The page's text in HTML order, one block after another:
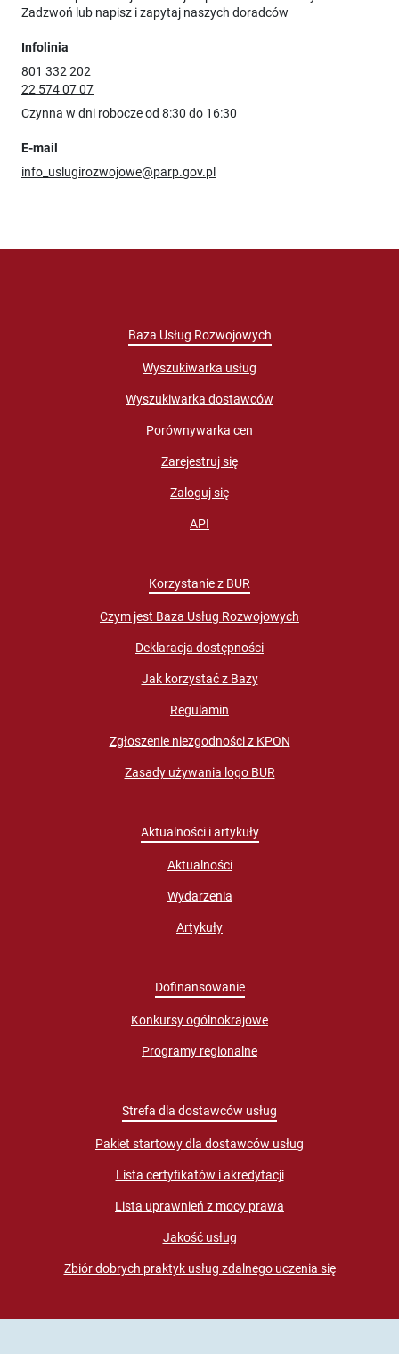
Zadzwoń lub napisz i zapytaj naszych doradców
Infolinia
801 332 202
22 574 07 07
Czynna w dni robocze od 8:30 do 16:30
E-mail
info_uslugirozwojowe@parp.gov.pl
Baza Usług Rozwojowych
Wyszukiwarka usług
Wyszukiwarka dostawców
Porównywarka cen
Zarejestruj się
Zaloguj się
API
Korzystanie z BUR
Czym jest Baza Usług Rozwojowych
Deklaracja dostępności
Jak korzystać z Bazy
Regulamin
Zgłoszenie niezgodności z KPON
Zasady używania logo BUR
Aktualności i artykuły
Aktualności
Wydarzenia
Artykuły
Dofinansowanie
Konkursy ogólnokrajowe
Programy regionalne
Strefa dla dostawców usług
Pakiet startowy dla dostawców usług
Lista certyfikatów i akredytacji
Lista uprawnień z mocy prawa
Jakość usług
Zbiór dobrych praktyk usług zdalnego uczenia się